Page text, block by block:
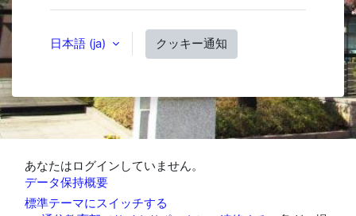
日本語 ‎(ja)‎ クッキー通知
あなたはログインしていません。
データ保持概要
標準テーマにスイッチする